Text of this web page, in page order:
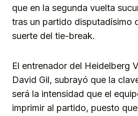
que en la segunda vuelta
tras un partido disputadísimo
suerte del tie-break.
El entrenador del Heidelberg
David Gil, subrayó que la
será la intensidad que el
imprimir al partido, puesto